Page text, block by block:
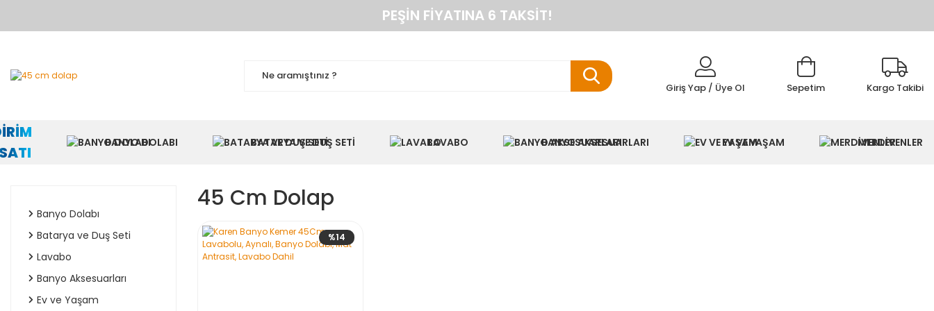
PEŞIN FIYATINA 6 TAKSIT!
TÜM ÜRÜNLERDE KARGO BEDAVA
KAREN BANYO RESMI ALIŞVERIŞ SITESI
Giriş Yap / Üye Ol Sepetim Kargo Takibi
BANYO DOLABI BATARYA VE DUŞ SETI LAVABO BANYO AKSESUARLARI EV VE YAŞAM MERDİVENLER
Banyo Dolabı
Batarya ve Duş Seti
Lavabo
Banyo Aksesuarları
Ev ve Yaşam
45 Cm Dolap
%14